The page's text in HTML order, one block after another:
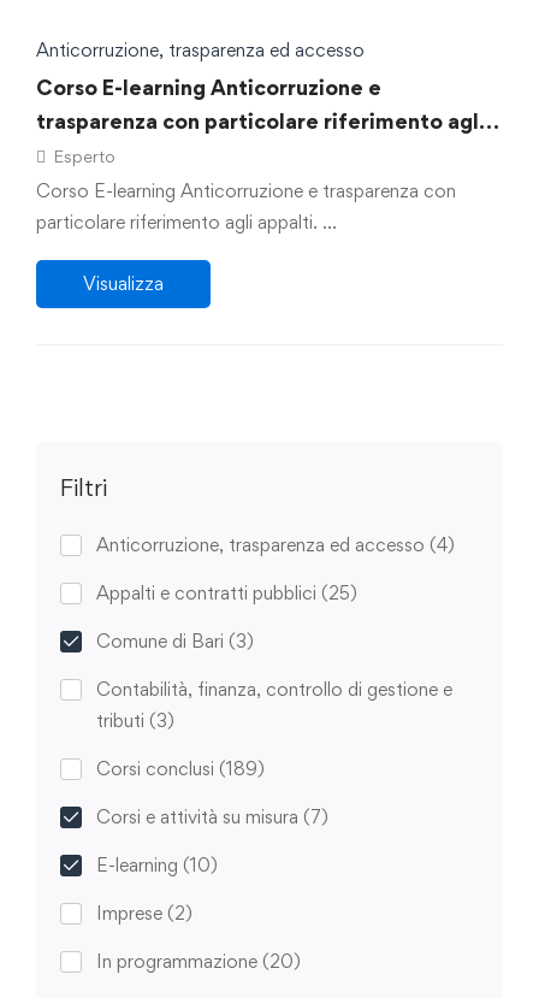
Filtri
Anticorruzione, trasparenza ed accesso (4)
Appalti e contratti pubblici (25)
Comune di Bari (3)
Contabilità, finanza, controllo di gestione e
tributi (3)
Corsi conclusi (189)
Corsi e attività su misura (7)
E-learning (10)
Imprese (2)
In programmazione (20)
Anticorruzione, trasparenza ed accesso
Corso E-learning Anticorruzione e
trasparenza con particolare riferimento agli
appalti
Esperto
Corso E-learning Anticorruzione e trasparenza con
particolare riferimento agli appalti. …
Visualizza